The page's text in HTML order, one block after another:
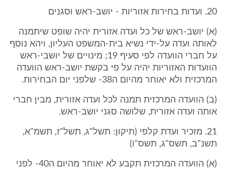
20. ועדות בחירות אזוריות - יושב-ראש וסגנים
(א) יושב-ראש של כל ועדה אזורית יהיה שופט שיתמנה
לאותה ועדה על-ידי נשיא בית-המשפט העליון, ויהא נוסף
על חברי הוועדה לפי סעיף 19; מינויים של יושבי-ראש
הוועדות האזוריות יהיה על פי בקשת יושב-ראש הוועדה
המרכזית ולא יאוחר מהיום ה38- שלפני יום הבחירות.
(ב) הוועדה המרכזית תמנה לכל ועדה אזורית, מבין חברי
אותה ועדה אזורית, שלושה סגני יושב-ראש.
21. מזכיר ועדת קלפי (תיקון: תשל"ג, תשל"ז, תשמ"א,
תשנ"ב, תשס"ג, תשס"ו)
(א) הוועדה המרכזית תקבע לא יאוחר מהיום ה40- לפני